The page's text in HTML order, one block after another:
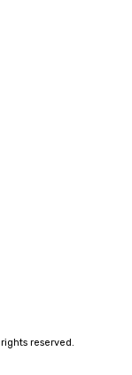
reserved.